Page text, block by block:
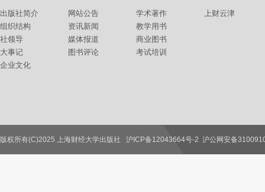
出版社简介
组织结构
社领导
大事记
企业文化
网站公告
资讯新闻
媒体报道
图书评论
学术著作
教学用书
商业图书
考试培训
上财云津
联系我们
版权所有(C)2025 上海财经大学出版社 沪ICP备12043664号-2 沪公网安备